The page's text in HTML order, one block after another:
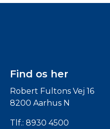
Find os her
Robert Fultons Vej 16
8200 Aarhus N
Tlf.: 8930 4500